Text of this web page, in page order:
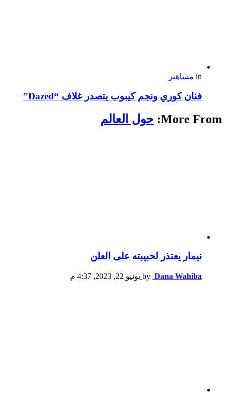
in مشاهير
فنان كوري ونجم كيبوب يتصدر غلاف “Dazed”
More From: حول العالم
نيمار يعتذر لحبيبته على العلن
by Dana Wahiba يونيو 22, 2023, 4:37 م